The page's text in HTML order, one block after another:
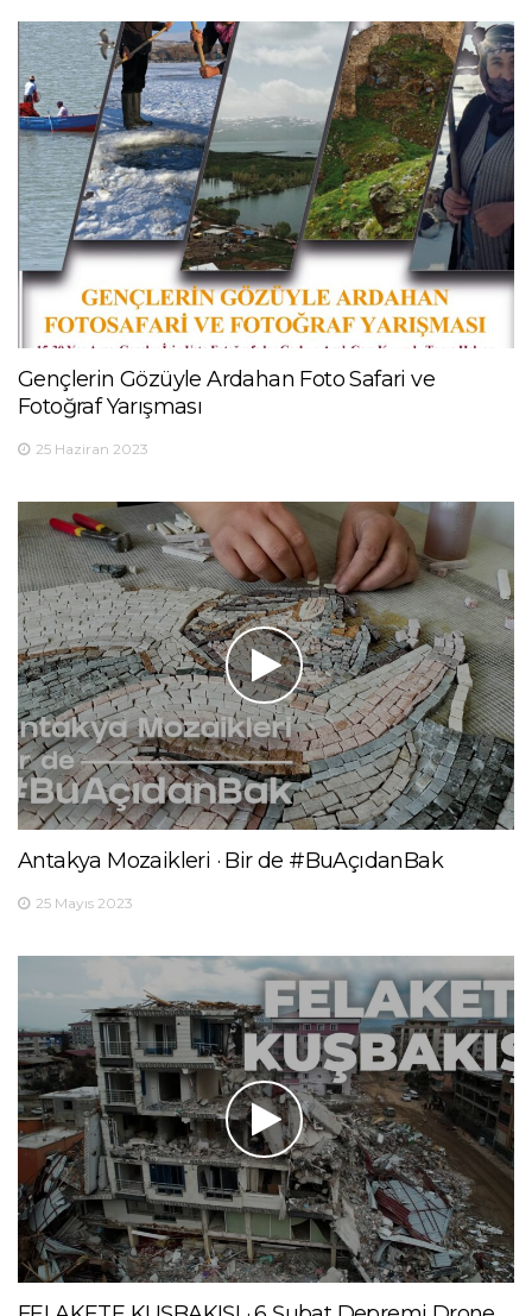
Gençlerin Gözüyle Ardahan Foto Safari ve
Fotoğraf Yarışması
25 Haziran 2023
Antakya Mozaikleri · Bir de #BuAçıdanBak
25 Mayıs 2023